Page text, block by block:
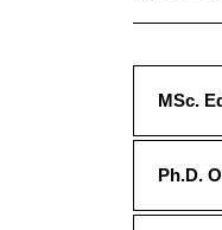
MSc.
Ph.D.